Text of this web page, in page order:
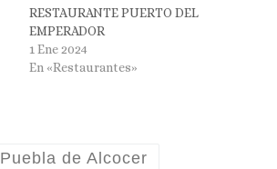
RESTAURANTE PUERTO DEL
EMPERADOR
1 Ene 2024
En «Restaurantes»
Puebla de Alcocer